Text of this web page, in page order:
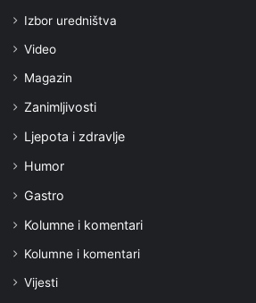
Izbor uredništva
Video
Magazin
Zanimljivosti
Ljepota i zdravlje
Humor
Gastro
Kolumne i komentari
Kolumne i komentari
Vijesti